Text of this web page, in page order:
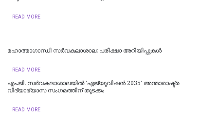
READ MORE
മഹാത്മാഗാന്ധി സർവകലാശാല: പരീക്ഷാ അറിയിപ്പുകൾ
READ MORE
എം.ജി. സർവകലാശാലയിൽ 'എജ്യുവിഷൻ 2035' അന്താരാഷ്ട്ര
വിദ്യാഭ്യാസ സംഗമത്തിന് തുടക്കം
READ MORE